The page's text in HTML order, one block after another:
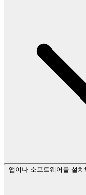
앱이나 소프트웨어를 설